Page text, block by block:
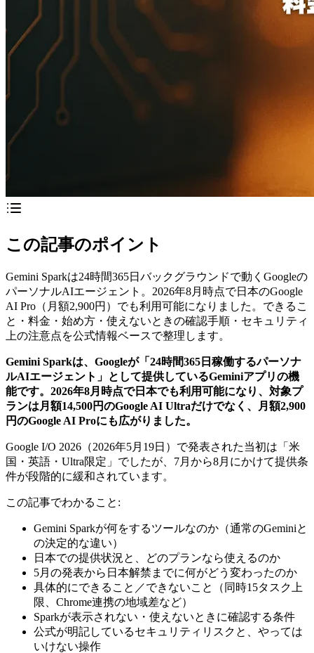
この記事のポイント
Gemini Sparkは24時間365日バックグラウンドで動くGoogleの
パーソナルAIエージェント。2026年8月時点で日本のGoogle
AI Pro（月額2,900円）でも利用可能になりました。できるこ
と・料金・始め方・使えないときの確認手順・セキュリティ
上の注意点を公式情報ベースで整理します。
Gemini Sparkは、Googleが「24時間365日稼働するパーソナ
ルAIエージェント」として提供しているGeminiアプリの機
能です。2026年8月時点で日本でも利用可能になり、対象プ
ランは月額14,500円のGoogle AI Ultraだけでなく、月額2,900
円のGoogle AI Proにも広がりました。
Google I/O 2026（2026年5月19日）で発表された当初は「米
国・英語・Ultra限定」でしたが、7月から8月にかけて提供条
件が段階的に緩和されています。
この記事でわかること:
Gemini Sparkが何をするツールなのか（通常のGeminiと
の決定的な違い）
日本での提供状況と、どのプランなら使えるのか
5月の発表から日本解禁までに何がどう変わったのか
具体的にできること／できないこと（同時15タスク上
限、Chrome連携の地域差など）
Sparkが表示されない・使えないときに確認する条件
公式が明記しているセキュリティリスクと、やっては
いけない操作